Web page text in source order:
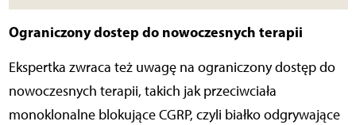
Ograniczony dostep do nowoczesnych terapii
Ekspertka zwraca też uwagę na ograniczony dostęp do
nowoczesnych terapii, takich jak przeciwciała
monoklonalne blokujące CGRP, czyli białko odgrywające